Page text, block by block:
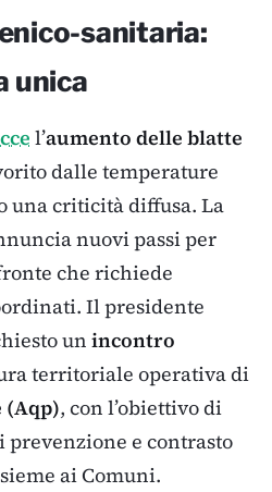
sanitaria:
unica
l’aumento delle blatte
dalle temperature
una criticità diffusa. La
nuovi passi per
che richiede
Il presidente
unincontro
territoriale operativa di
(Aqp), con l’obiettivo di
e contrasto
ai Comuni.